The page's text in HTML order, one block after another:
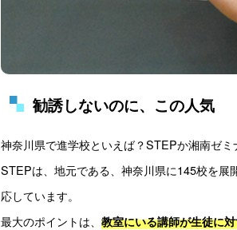
勧誘しないのに、この人気
神奈川県で進学校といえば？STEPか湘南ゼ
STEPは、地元である、神奈川県に145校を展
応しています。
最大のポイントは、教室にいる講師が生徒に